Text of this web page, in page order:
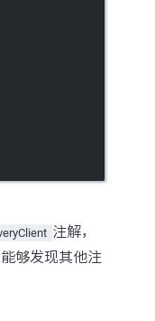
注解，
够发现其他注